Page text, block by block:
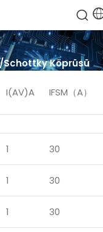
Schottky Köprüsü
I(AV)A IFSM（A）
1 30
1 30
1 30